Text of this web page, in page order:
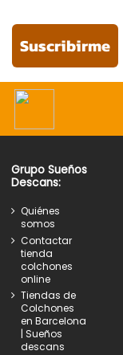
Suscribirme
Grupo Sueños
Descans:
Quiénes
somos
Contactar
tienda
colchones
online
Tiendas de
Colchones
en Barcelona
| Sueños
descans